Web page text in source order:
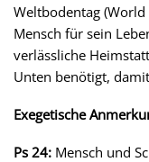
Weltbodentag
Mensch für sein
verlässliche
Unten benötigt,
Exegetische
Ps 24: Mensch und